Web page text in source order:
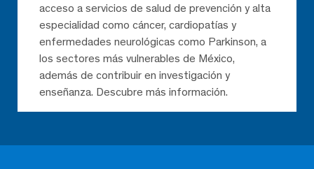
acceso a servicios de salud de prevención y alta
especialidad como cáncer, cardiopatías y
enfermedades neurológicas como Parkinson, a
los sectores más vulnerables de México,
además de contribuir en investigación y
enseñanza. Descubre más información.